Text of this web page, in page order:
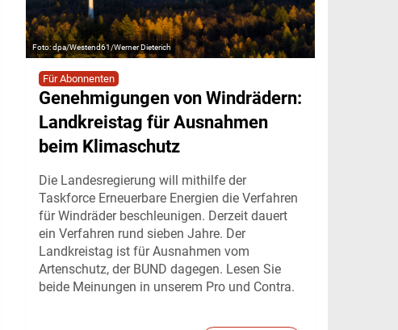
dpa/Westend61/Werner Dieterich
Für Abonnenten
Genehmigungen von Windrädern:
Landkreistag für Ausnahmen
beim Klimaschutz
Die Landesregierung will mithilfe der
Taskforce Erneuerbare Energien die Verfahren
für Windräder beschleunigen. Derzeit dauert
ein Verfahren rund sieben Jahre. Der
Landkreistag ist für Ausnahmen vom
Artenschutz, der BUND dagegen. Lesen Sie
beide Meinungen in unserem Pro und Contra.